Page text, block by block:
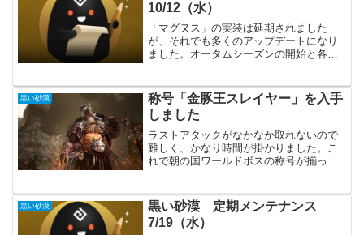
10/12（水）
「マグヌス」の実装は延期されました
が、それでも多くのアップデートになり
ました。オータムシーズンの開始と各職
アップデート「シーズン：2022オータ
ム」スタート！生活経験値...
黒い砂漠
称号「金豚王スレイヤー」を入手
しました
ラストアタックがなかなか取れないので
難しく、かなり時間が掛かりました。こ
れで朝の国ワールドボスの称号が揃った
統の称号はもう少し取りやすくして欲し
いです。称号は取れました...
黒い砂漠
黒い砂漠 定期メンテナンス
7/19（水）